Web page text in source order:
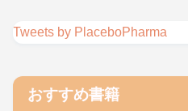
Tweets by PlaceboPharma
おすすめ書籍